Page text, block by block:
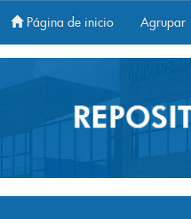
Página de inicio Agrupar